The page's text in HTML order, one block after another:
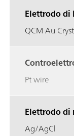
Elettrodo di
QCM Au
Pt wire
Elettrodo
Ag/AgCl